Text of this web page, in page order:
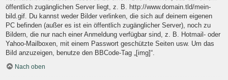
öffentlich zugänglichen Server liegt, z. B. http://www.domain.tld/mein-
bild.gif. Du kannst weder Bilder verlinken, die sich auf deinem eigenen
PC befinden (außer es ist ein öffentlich zugänglicher Server), noch zu
Bildern, die nur nach einer Anmeldung verfügbar sind, z. B. Hotmail- oder
Yahoo-Mailboxen, mit einem Passwort geschützte Seiten usw. Um das
Bild anzuzeigen, benutze den BBCode-Tag „[img]“.
Nach oben